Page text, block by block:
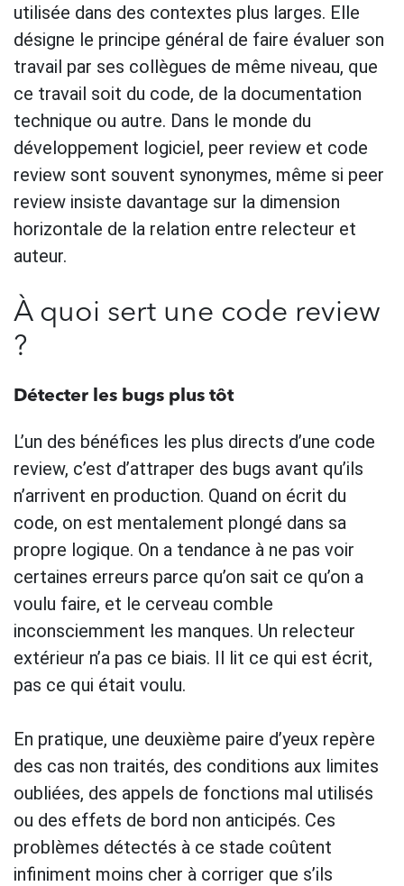
utilisée dans des contextes plus larges. Elle
désigne le principe général de faire évaluer son
travail par ses collègues de même niveau, que
ce travail soit du code, de la documentation
technique ou autre. Dans le monde du
développement logiciel, peer review et code
review sont souvent synonymes, même si peer
review insiste davantage sur la dimension
horizontale de la relation entre relecteur et
auteur.
À quoi sert une code review
?
Détecter les bugs plus tôt
L’un des bénéfices les plus directs d’une code
review, c’est d’attraper des bugs avant qu’ils
n’arrivent en production. Quand on écrit du
code, on est mentalement plongé dans sa
propre logique. On a tendance à ne pas voir
certaines erreurs parce qu’on sait ce qu’on a
voulu faire, et le cerveau comble
inconsciemment les manques. Un relecteur
extérieur n’a pas ce biais. Il lit ce qui est écrit,
pas ce qui était voulu.
En pratique, une deuxième paire d’yeux repère
des cas non traités, des conditions aux limites
oubliées, des appels de fonctions mal utilisés
ou des effets de bord non anticipés. Ces
problèmes détectés à ce stade coûtent
infiniment moins cher à corriger que s’ils